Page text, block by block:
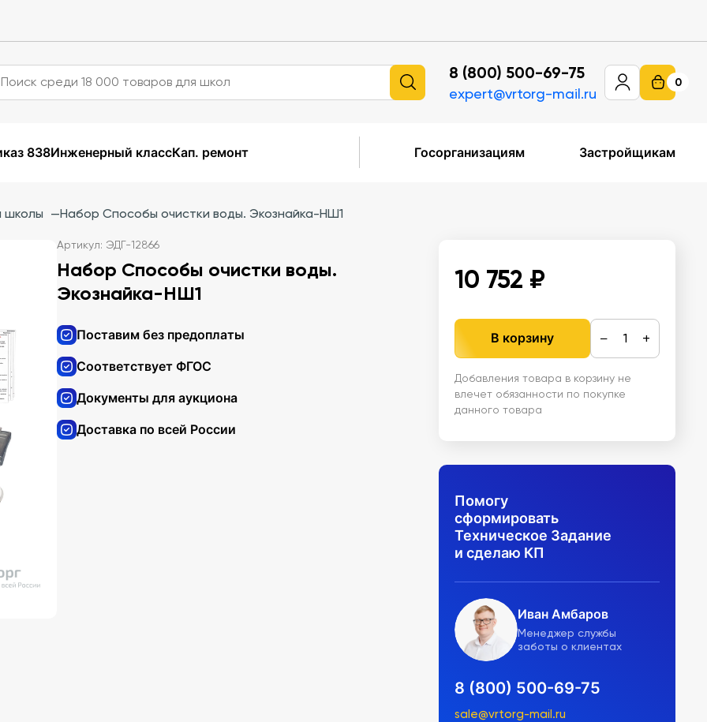
8 (800) 500-69-75
expert@vrtorg-mail.ru
0
838Инженерный классКап. ремонт Госорганизациям Застройщикам
школы —Набор Способы очистки воды. Экознайка-НШ1
Артикул: ЭДГ-12866
Набор Способы очистки воды.
Экознайка-НШ1
Поставим без предоплаты
Соответствует ФГОС
Документы для аукциона
Доставка по всей России
10 752 ₽
В корзину − +
Добавления товара в корзину не
влечет обязанности по покупке
данного товара
Помогу
сформировать
Техническое Задание
и сделаю КП
Иван Амбаров
Менеджер службы
заботы о клиентах
8 (800) 500-69-75
sale@vrtorg-mail.ru